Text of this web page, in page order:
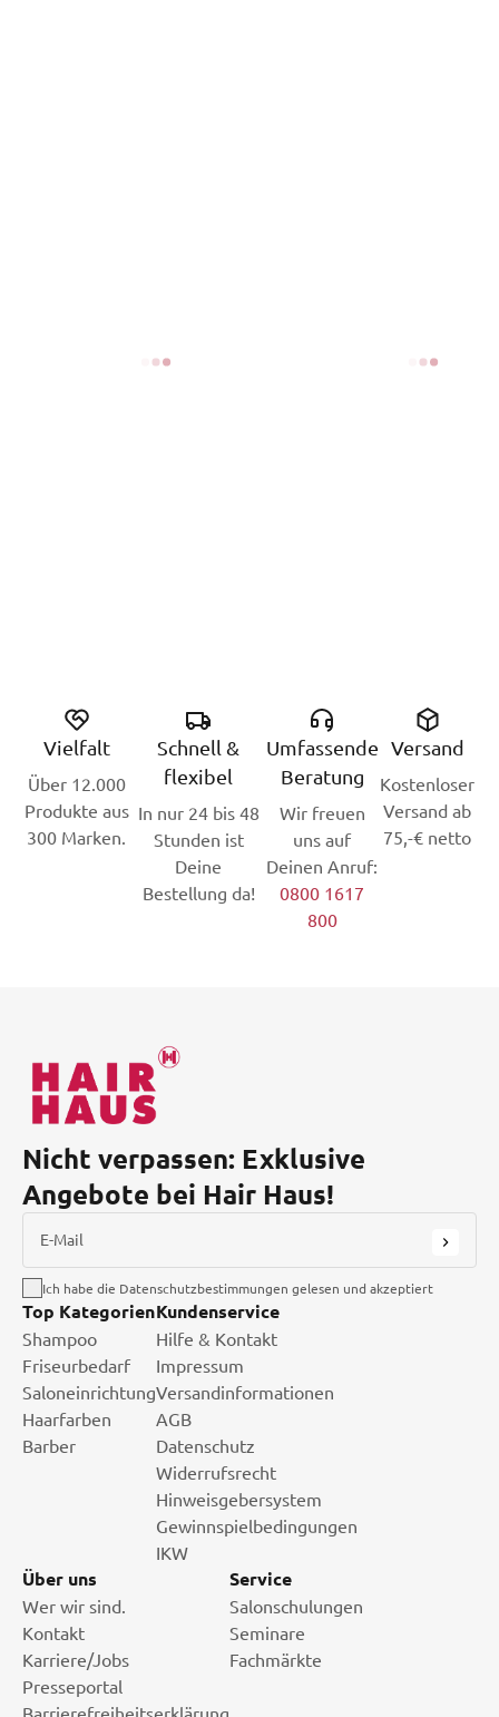
Vielfalt
Über 12.000
Produkte aus
300 Marken.
Schnell &
flexibel
In nur 24 bis 48
Stunden ist
Deine
Bestellung da!
Umfassende
Beratung
Wir freuen
uns auf
Deinen Anruf:
0800 1617
800
Versand
Kostenloser
Versand ab
75,-€ netto
Nicht verpassen: Exklusive
Angebote bei Hair Haus!
E-Mail
Ich habe die Datenschutzbestimmungen gelesen und akzeptiert
Top Kategorien
Shampoo
Friseurbedarf
Saloneinrichtung
Haarfarben
Barber
Kundenservice
Hilfe & Kontakt
Impressum
Versandinformationen
AGB
Datenschutz
Widerrufsrecht
Hinweisgebersystem
Gewinnspielbedingungen
IKW
Über uns
Wer wir sind.
Kontakt
Karriere/Jobs
Presseportal
Service
Salonschulungen
Seminare
Fachmärkte